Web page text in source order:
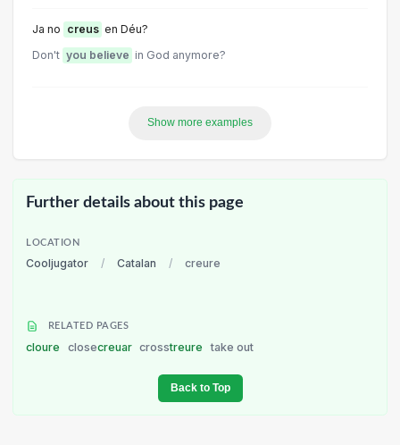
Ja no creus en Déu?
Don't you believe in God anymore?
Show more examples
Further details about this page
LOCATION
Cooljugator / Catalan / creure
RELATED PAGES
cloure closecreuar crosstreure take out
Back to Top